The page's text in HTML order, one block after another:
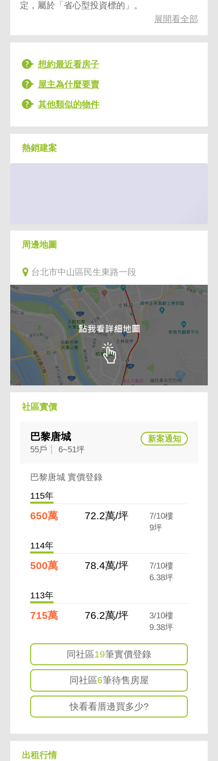
定，屬於「省心型投資標的」。
展開看全部
想約最近看房子
屋主為什麼要賣
其他類似的物件
熱銷建案
周邊地圖
台北市中山區民生東路一段
社區實價
巴黎唐城
55戶 6~51坪
巴黎唐城 實價登錄
115年
650萬 72.2萬/坪
7/10樓
9坪
114年
500萬 78.4萬/坪
7/10樓
6.38坪
113年
715萬 76.2萬/坪
3/10樓
9.38坪
同社區19筆實價登錄
同社區6筆待售房屋
快看看厝邊買多少?
出租行情